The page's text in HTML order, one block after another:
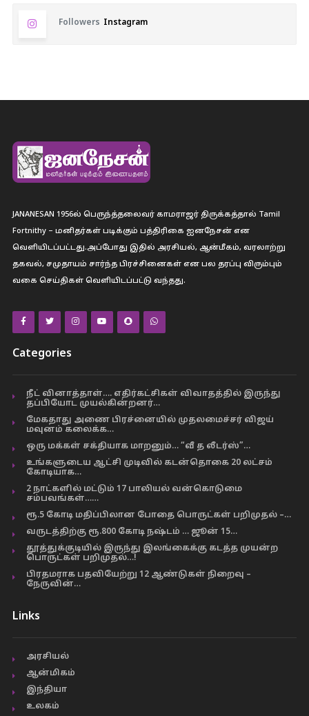
Followers Instagram
JANANESAN 1956ல் பெருந்த்தலைவர் காமராஜர் திருக்கத்தால் Tamil
Fortnithy – மனிதர்கள் படிக்கும் பத்திரிகை ஐனநேசன் என
வெளியிடப்பட்டது.அப்போது இதில் அரசியல், ஆன்மீகம், வரலாற்று
தகவல், சமுதாயம் சார்ந்த பிரச்சினைகள் என பல தரப்பு விரும்பும்
வகை செய்திகள் வெளியிடப்பட்டு வந்தது.
Categories
நீட் வினாத்தாள்…. எதிர்கட்சிகள் விவாதத்தில் இருந்து
தப்பியோட முயல்கின்றனர்…
மேகதாது அணை பிரச்னையில் முதலமைச்சர் விஜய்
மவுனம் கலைக்க…
ஒரு மக்கள் சக்தியாக மாறனும்… “வீ த லீடர்ஸ்”…
உங்களுடைய ஆட்சி முடிவில் கடன்தொகை 20 லட்சம்
கோடியாக…
2 நாட்களில் மட்டும் 17 பாலியல் வன்கொடுமை
சம்பவங்கள்……
ரூ.5 கோடி மதிப்பிலான போதை பொருட்கள் பறிமுதல் –…
வருடத்திற்கு ரூ.800 கோடி நஷ்டம் … ஜூன் 15…
தூத்துக்குடியில் இருந்து இலங்கைக்கு கடத்த முயன்ற
பொருட்கள் பறிமுதல்…!
பிரதமராக பதவியேற்று 12 ஆண்டுகள் நிறைவு –
நேருவின்…
Links
அரசியல்
ஆன்மிகம்
இந்தியா
உலகம்